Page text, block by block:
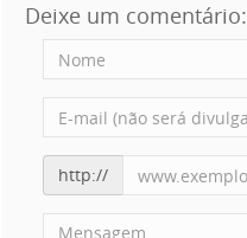
Deixe um comentário:
http://